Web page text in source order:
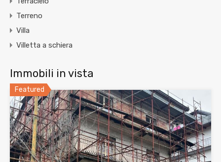
Terreno
Villa
Villetta a schiera
Immobili in vista
Featured